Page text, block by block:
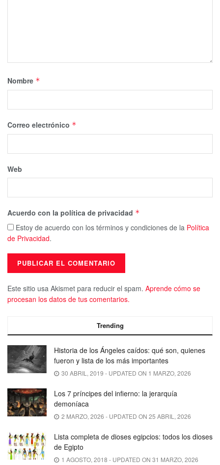
Nombre *
Correo electrónico *
Web
Acuerdo con la política de privacidad *
Estoy de acuerdo con los términos y condiciones de la Política
de Privacidad.
Este sitio usa Akismet para reducir el spam. Aprende cómo se
procesan los datos de tus comentarios.
Trending
Historia de los Ángeles caídos: qué son, quienes
fueron y lista de los más importantes
30 ABRIL, 2019 - UPDATED ON 1 MARZO, 2026
Los 7 príncipes del infierno: la jerarquía
demoníaca
2 MARZO, 2026 - UPDATED ON 25 ABRIL, 2026
Lista completa de dioses egipcios: todos los dioses
de Egipto
1 AGOSTO, 2018 - UPDATED ON 31 MARZO, 2026